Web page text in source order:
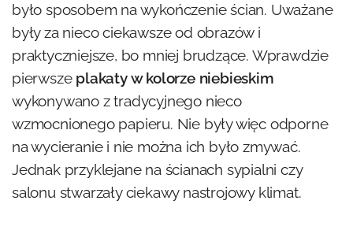
było sposobem na wykończenie ścian. Uważane
były za nieco ciekawsze od obrazów i
praktyczniejsze, bo mniej brudzące. Wprawdzie
pierwsze plakaty w kolorze niebieskim
wykonywano z tradycyjnego nieco
wzmocnionego papieru. Nie były więc odporne
na wycieranie i nie można ich było zmywać.
Jednak przyklejane na ścianach sypialni czy
salonu stwarzały ciekawy nastrojowy klimat.